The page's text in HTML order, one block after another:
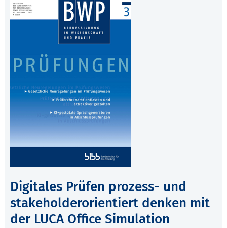
Digitales Prüfen prozess- und
stakeholderorientiert denken mit
der LUCA Office Simulation